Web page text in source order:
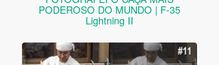
PODEROSO DO MUNDO | F-35
Lightning II